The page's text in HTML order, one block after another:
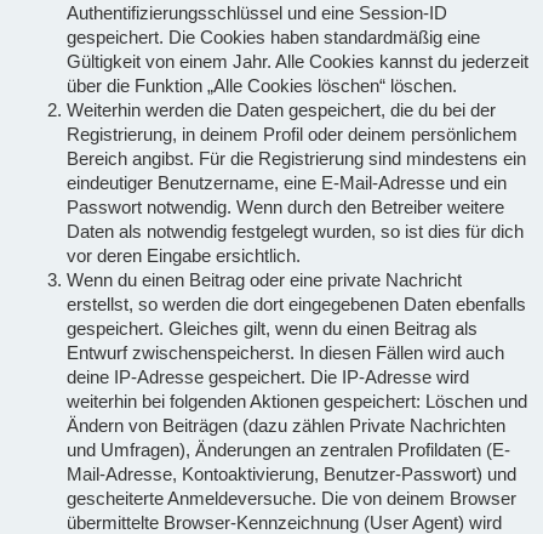
Authentifizierungsschlüssel und eine Session-ID
gespeichert. Die Cookies haben standardmäßig eine
Gültigkeit von einem Jahr. Alle Cookies kannst du jederzeit
über die Funktion „Alle Cookies löschen“ löschen.
Weiterhin werden die Daten gespeichert, die du bei der
Registrierung, in deinem Profil oder deinem persönlichem
Bereich angibst. Für die Registrierung sind mindestens ein
eindeutiger Benutzername, eine E-Mail-Adresse und ein
Passwort notwendig. Wenn durch den Betreiber weitere
Daten als notwendig festgelegt wurden, so ist dies für dich
vor deren Eingabe ersichtlich.
Wenn du einen Beitrag oder eine private Nachricht
erstellst, so werden die dort eingegebenen Daten ebenfalls
gespeichert. Gleiches gilt, wenn du einen Beitrag als
Entwurf zwischenspeicherst. In diesen Fällen wird auch
deine IP-Adresse gespeichert. Die IP-Adresse wird
weiterhin bei folgenden Aktionen gespeichert: Löschen und
Ändern von Beiträgen (dazu zählen Private Nachrichten
und Umfragen), Änderungen an zentralen Profildaten (E-
Mail-Adresse, Kontoaktivierung, Benutzer-Passwort) und
gescheiterte Anmeldeversuche. Die von deinem Browser
übermittelte Browser-Kennzeichnung (User Agent) wird